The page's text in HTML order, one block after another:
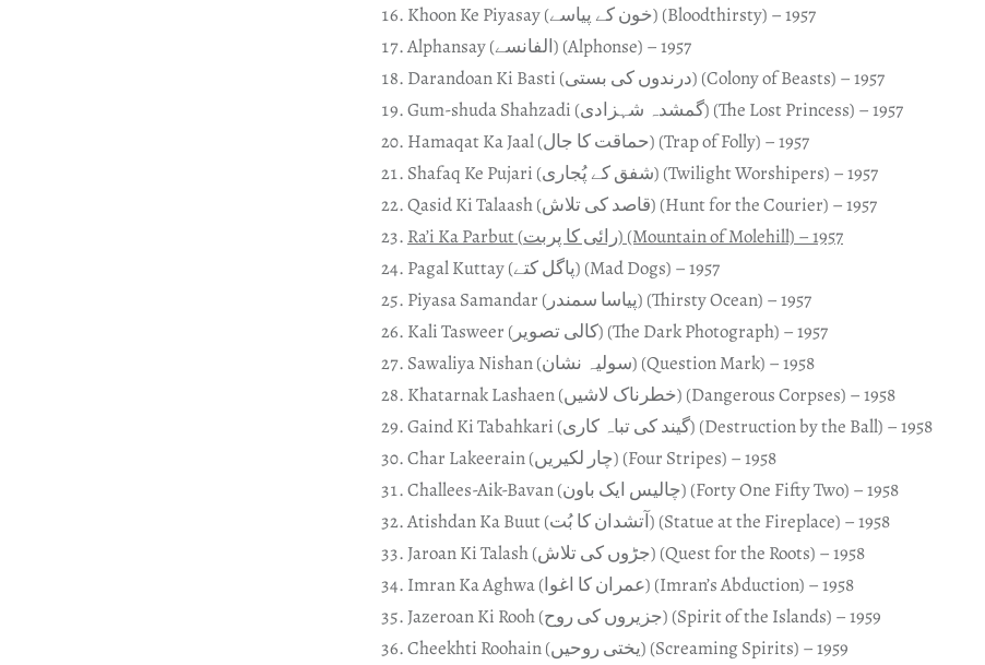
Khoon Ke Piyasay (خون کے پیاسے) (Bloodthirsty) – 1957
Alphansay (الفانسے) (Alphonse) – 1957
Darandoan Ki Basti (درندوں کی بستی) (Colony of Beasts) – 1957
Gum-shuda Shahzadi (گمشدہ شہزادی) (The Lost Princess) – 1957
Hamaqat Ka Jaal (حماقت کا جال) (Trap of Folly) – 1957
Shafaq Ke Pujari (شفق کے پُجاری) (Twilight Worshipers) – 1957
Qasid Ki Talaash (قاصد کی تلاش) (Hunt for the Courier) – 1957
Ra’i Ka Parbut (رائی کا پربت) (Mountain of Molehill) – 1957
Pagal Kuttay (پاگل کتے) (Mad Dogs) – 1957
Piyasa Samandar (پیاسا سمندر) (Thirsty Ocean) – 1957
Kali Tasweer (کالی تصویر) (The Dark Photograph) – 1957
Sawaliya Nishan (سولیہ نشان) (Question Mark) – 1958
Khatarnak Lashaen (خطرناک لاشیں) (Dangerous Corpses) – 1958
Gaind Ki Tabahkari (گیند کی تباہ کاری) (Destruction by the Ball) – 1958
Char Lakeerain (چار لکیریں) (Four Stripes) – 1958
Challees-Aik-Bavan (چالیس ایک باون) (Forty One Fifty Two) – 1958
Atishdan Ka Buut (آتشدان کا بُت) (Statue at the Fireplace) – 1958
Jaroan Ki Talash (جڑوں کی تلاش) (Quest for the Roots) – 1958
Imran Ka Aghwa (عمران کا اغوا) (Imran’s Abduction) – 1958
Jazeroan Ki Rooh (جزیروں کی روح) (Spirit of the Islands) – 1959
Cheekhti Roohain (یختی روحیں) (Screaming Spirits) – 1959